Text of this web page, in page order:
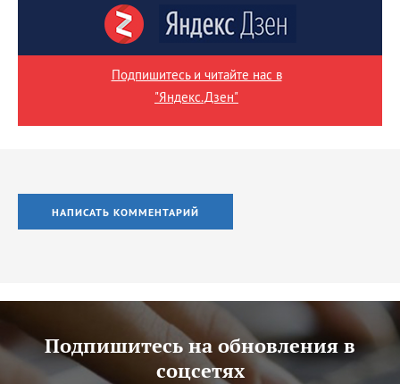
Подпишитесь и читайте нас в
"Яндекс.Дзен"
НАПИСАТЬ КОММЕНТАРИЙ
Подпишитесь на обновления в
соцсетях